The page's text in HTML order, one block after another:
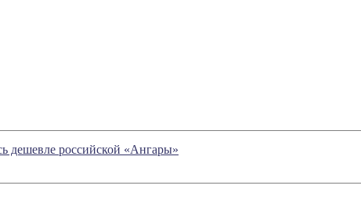
дешевле российской «Ангары»